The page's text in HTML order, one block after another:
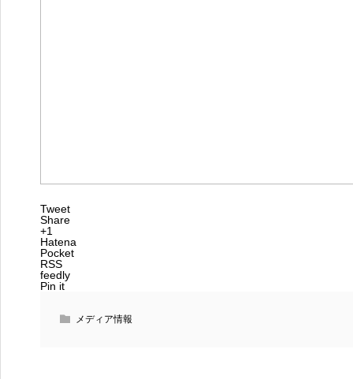
Tweet
Share
+1
Hatena
Pocket
RSS
feedly
Pin it
メディア情報